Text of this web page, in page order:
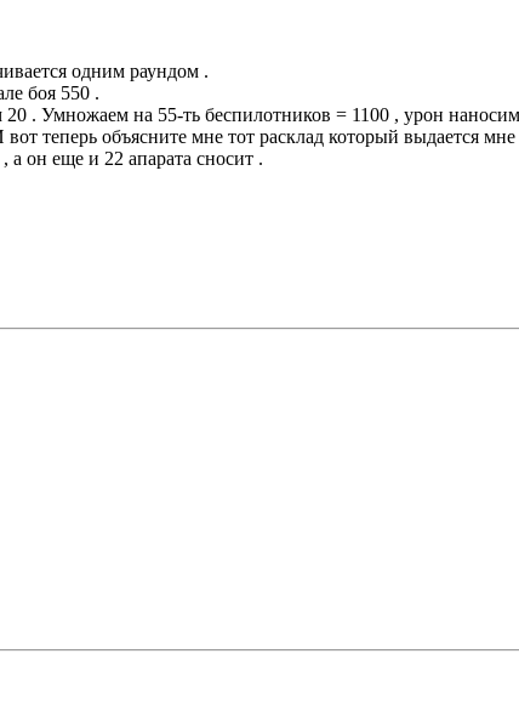
одним раундом .
боя 550 .
. Умножаем на 55-ть беспилотников = 1100 , урон
теперь объясните мне тот расклад который выдается
он еще и 22 апарата сносит .